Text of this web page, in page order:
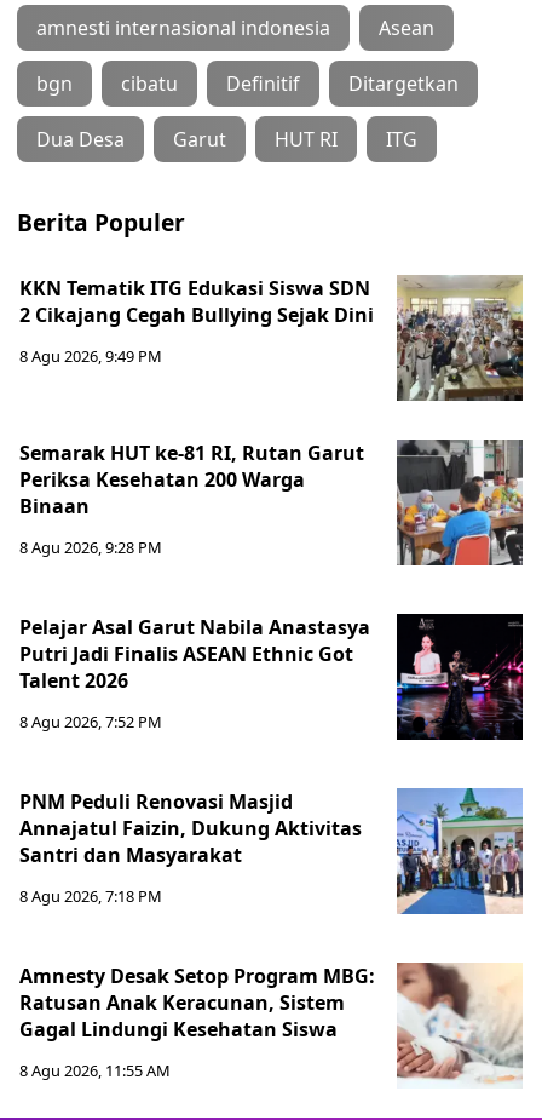
amnesti internasional indonesia Asean
bgn cibatu Definitif Ditargetkan
Dua Desa Garut HUT RI ITG
Berita Populer
KKN Tematik ITG Edukasi Siswa SDN
2 Cikajang Cegah Bullying Sejak Dini
8 Agu 2026, 9:49 PM
Semarak HUT ke-81 RI, Rutan Garut
Periksa Kesehatan 200 Warga
Binaan
8 Agu 2026, 9:28 PM
Pelajar Asal Garut Nabila Anastasya
Putri Jadi Finalis ASEAN Ethnic Got
Talent 2026
8 Agu 2026, 7:52 PM
PNM Peduli Renovasi Masjid
Annajatul Faizin, Dukung Aktivitas
Santri dan Masyarakat
8 Agu 2026, 7:18 PM
Amnesty Desak Setop Program MBG:
Ratusan Anak Keracunan, Sistem
Gagal Lindungi Kesehatan Siswa
8 Agu 2026, 11:55 AM